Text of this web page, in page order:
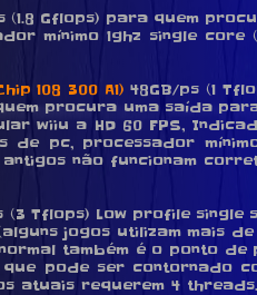
(1.8 Gflops) para quem
mínimo 1ghz single core
108 300 A1) 48GB/ps (1
procura uma saída
wiiu a HD 60 FPS,
de pc, processador
não funcionam
(3 Tflops) Low profile single
jogos utilizam mais
também é o ponto de
pode ser contornado
atuais requerem 4